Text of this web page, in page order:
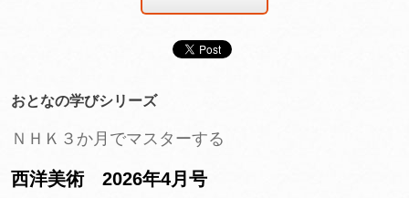
おとなの学びシリーズ
ＮＨＫ３か月でマスターする
西洋美術 2026年4月号